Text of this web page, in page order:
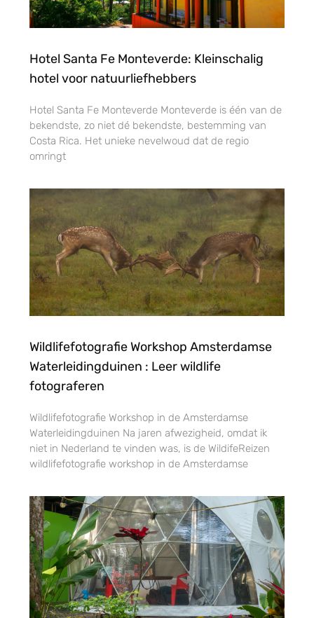
Hotel Santa Fe Monteverde: Kleinschalig
hotel voor natuurliefhebbers
Hotel Santa Fe Monteverde Monteverde is één van de
bekendste, zo niet dé bekendste, bestemming van
Costa Rica. Het unieke nevelwoud dat de regio
omringt
Wildlifefotografie Workshop Amsterdamse
Waterleidingduinen : Leer wildlife
fotograferen
Wildlifefotografie Workshop in de Amsterdamse
Waterleidingduinen Na jaren afwezigheid, omdat ik
niet in Nederland te vinden was, is de WildifeReizen
wildlifefotografie workshop in de Amsterdamse